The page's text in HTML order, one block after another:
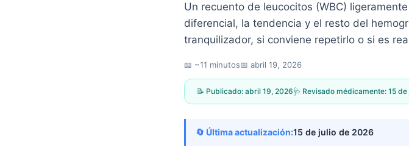
Un recuento de leucocitos (WBC)
diferencial, la tendencia y el resto del
tranquilizador, si conviene repetirlo o si es
📖 ~11 minutos📅 abril 19, 2026
📝 Publicado: abril 19, 2026🩺 Revisado médicamente: 15
🔄 Última actualización:15 de julio de 2026